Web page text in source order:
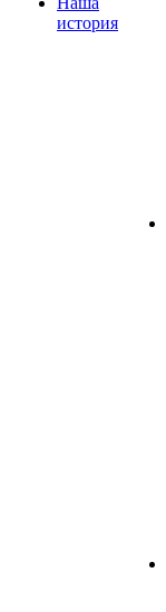
история